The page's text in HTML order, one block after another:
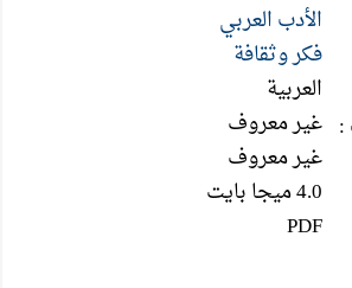
الأدب العربي
فكر وثقافة
العربية
: غير معروف
غير معروف
4.0 ميجا بايت
PDF